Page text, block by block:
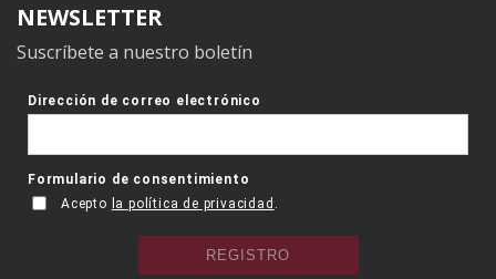
NEWSLETTER
Suscríbete a nuestro boletín